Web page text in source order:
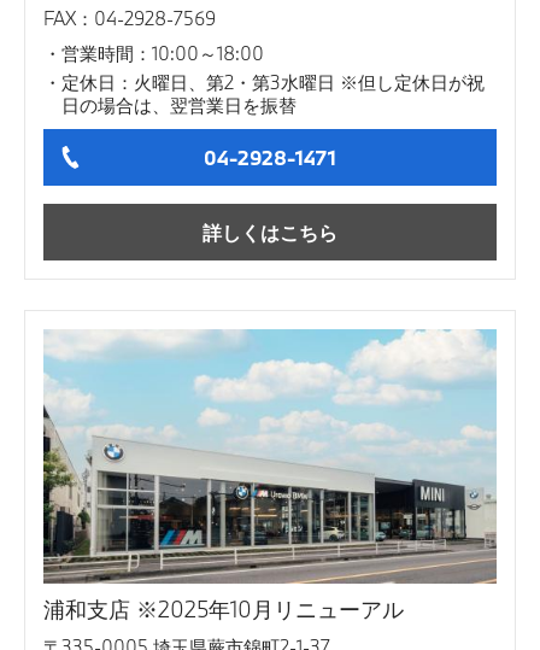
FAX：04-2928-7569
営業時間：10:00～18:00
定休日：火曜日、第2・第3水曜日 ※但し定休日が祝
日の場合は、翌営業日を振替
04-2928-1471
詳しくはこちら
浦和支店 ※2025年10月リニューアル